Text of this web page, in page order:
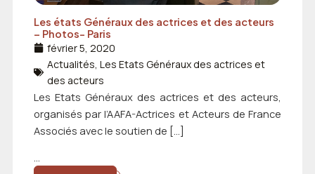
Les états Généraux des actrices et des acteurs
– Photos- Paris
février 5, 2020
Actualités ,Les Etats Généraux des actrices et
des acteurs
Les Etats Généraux des actrices et des acteurs,
organisés par l’AAFA-Actrices et Acteurs de France
Associés avec le soutien de […]
...